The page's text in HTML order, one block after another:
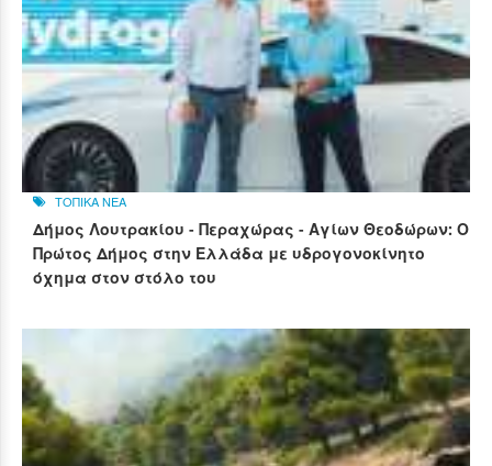
ΤΟΠΙΚΑ ΝΕΑ
Δήμος Λουτρακίου - Περαχώρας - Αγίων Θεοδώρων: Ο
Πρώτος Δήμος στην Ελλάδα με υδρογονοκίνητο
όχημα στον στόλο του